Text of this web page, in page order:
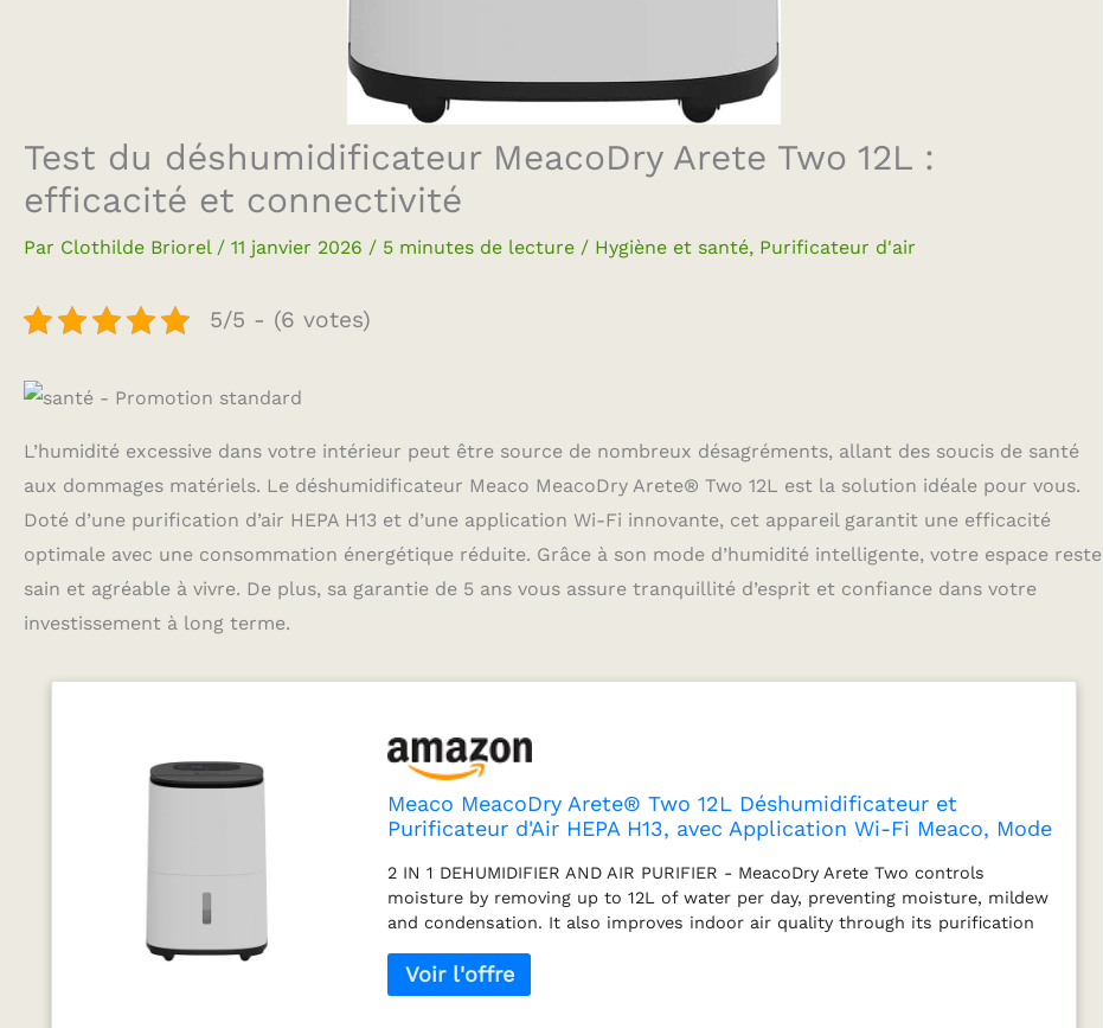
Test du déshumidificateur MeacoDry Arete Two 12L :
efficacité et connectivité
Par Clothilde Briorel / 11 janvier 2026 / 5 minutes de lecture / Hygiène et santé, Purificateur d'air
5/5 - (6 votes)
L’humidité excessive dans votre intérieur peut être source de nombreux désagréments, allant des soucis de santé
aux dommages matériels. Le déshumidificateur Meaco MeacoDry Arete® Two 12L est la solution idéale pour vous.
Doté d’une purification d’air HEPA H13 et d’une application Wi-Fi innovante, cet appareil garantit une efficacité
optimale avec une consommation énergétique réduite. Grâce à son mode d’humidité intelligente, votre espace reste
sain et agréable à vivre. De plus, sa garantie de 5 ans vous assure tranquillité d’esprit et confiance dans votre
investissement à long terme.
Meaco MeacoDry Arete® Two 12L Déshumidificateur et
Purificateur d'Air HEPA H13, avec Application Wi-Fi Meaco, Mode
Garantie 5 Ans.
2 IN 1 DEHUMIDIFIER AND AIR PURIFIER - MeacoDry Arete Two controls
moisture by removing up to 12L of water per day, preventing moisture, mildew
and condensation. It also improves indoor air quality through its purification
captures 99.95% of nanoparticles, including dust, dander, pollen and other
allergens. SMART FEATURES - Manage the humidity in your home with the